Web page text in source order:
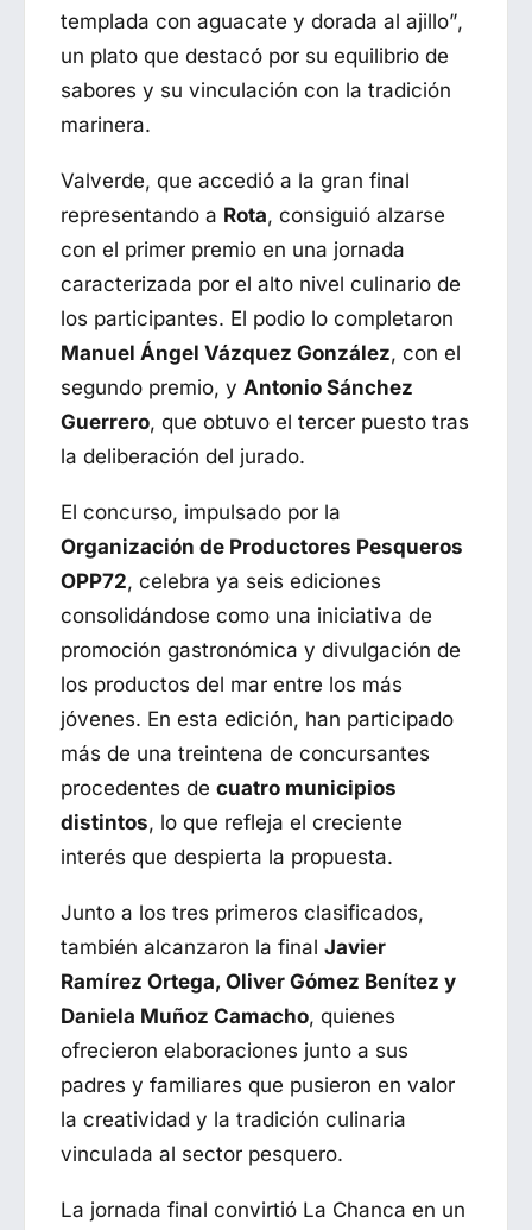
templada con aguacate y dorada al ajillo”,
un plato que destacó por su equilibrio de
sabores y su vinculación con la tradición
marinera.
Valverde, que accedió a la gran final
representando a Rota, consiguió alzarse
con el primer premio en una jornada
caracterizada por el alto nivel culinario de
los participantes. El podio lo completaron
Manuel Ángel Vázquez González, con el
segundo premio, y Antonio Sánchez
Guerrero, que obtuvo el tercer puesto tras
la deliberación del jurado.
El concurso, impulsado por la
Organización de Productores Pesqueros
OPP72, celebra ya seis ediciones
consolidándose como una iniciativa de
promoción gastronómica y divulgación de
los productos del mar entre los más
jóvenes. En esta edición, han participado
más de una treintena de concursantes
procedentes de cuatro municipios
distintos, lo que refleja el creciente
interés que despierta la propuesta.
Junto a los tres primeros clasificados,
también alcanzaron la final Javier
Ramírez Ortega, Oliver Gómez Benítez y
Daniela Muñoz Camacho, quienes
ofrecieron elaboraciones junto a sus
padres y familiares que pusieron en valor
la creatividad y la tradición culinaria
vinculada al sector pesquero.
La jornada final convirtió La Chanca en un